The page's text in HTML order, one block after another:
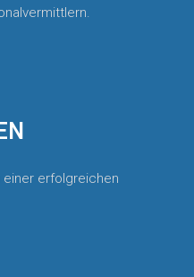
einer erfolgreichen